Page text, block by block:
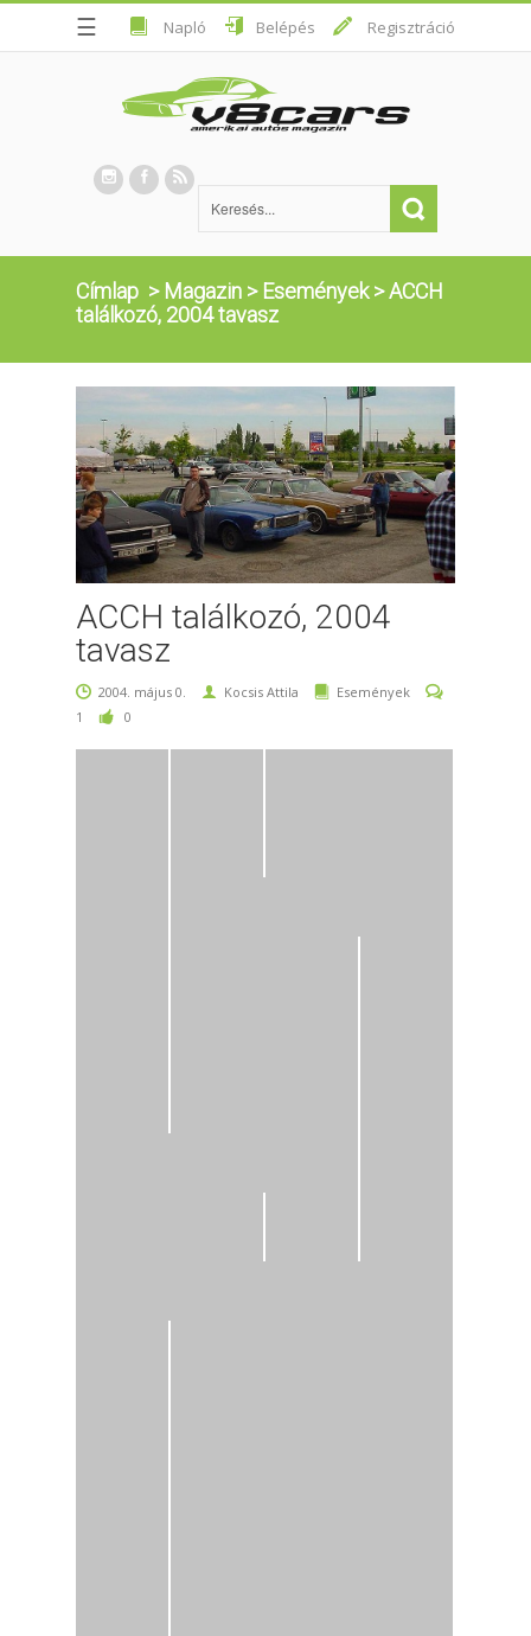
☰ Napló Belépés Regisztráció
Címlap > Magazin > Események>ACCH
találkozó, 2004 tavasz
ACCH találkozó, 2004
tavasz
2004. május 0. Kocsis Attila
Események
1
0